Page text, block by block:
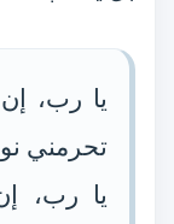
يا رب،
تحرمني
يا رب،